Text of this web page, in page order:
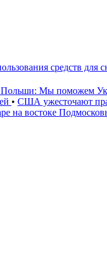
средств для
Польши: Мы поможем
• США ужесточают
на востоке